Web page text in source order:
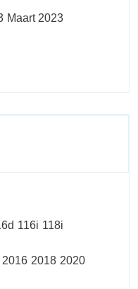
Maart 2023
116i 118i
2016 2018 2020